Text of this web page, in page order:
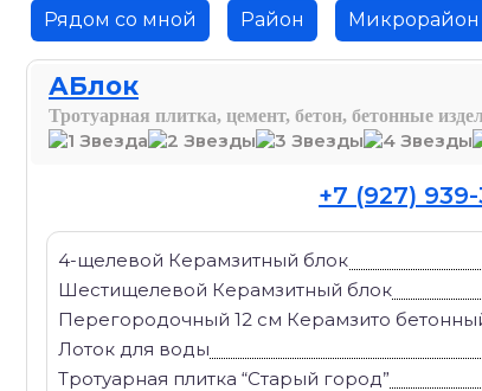
Рядом со мной Район Микрорайон
АБлок
Тротуарная плитка, цемент, бетон, бетонные
+7 (927)
4-щелевой Керамзитный блок
Шестищелевой Керамзитный блок
Перегородочный 12 см Керамзито
Лоток для воды
Тротуарная плитка “Старый город”